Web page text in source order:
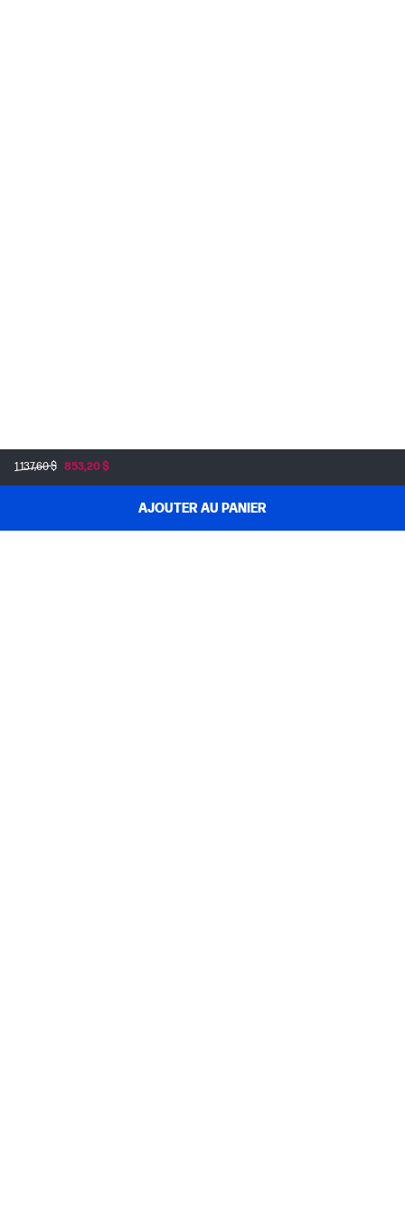
1 137,60 $ 853,20 $
AJOUTER AU PANIER